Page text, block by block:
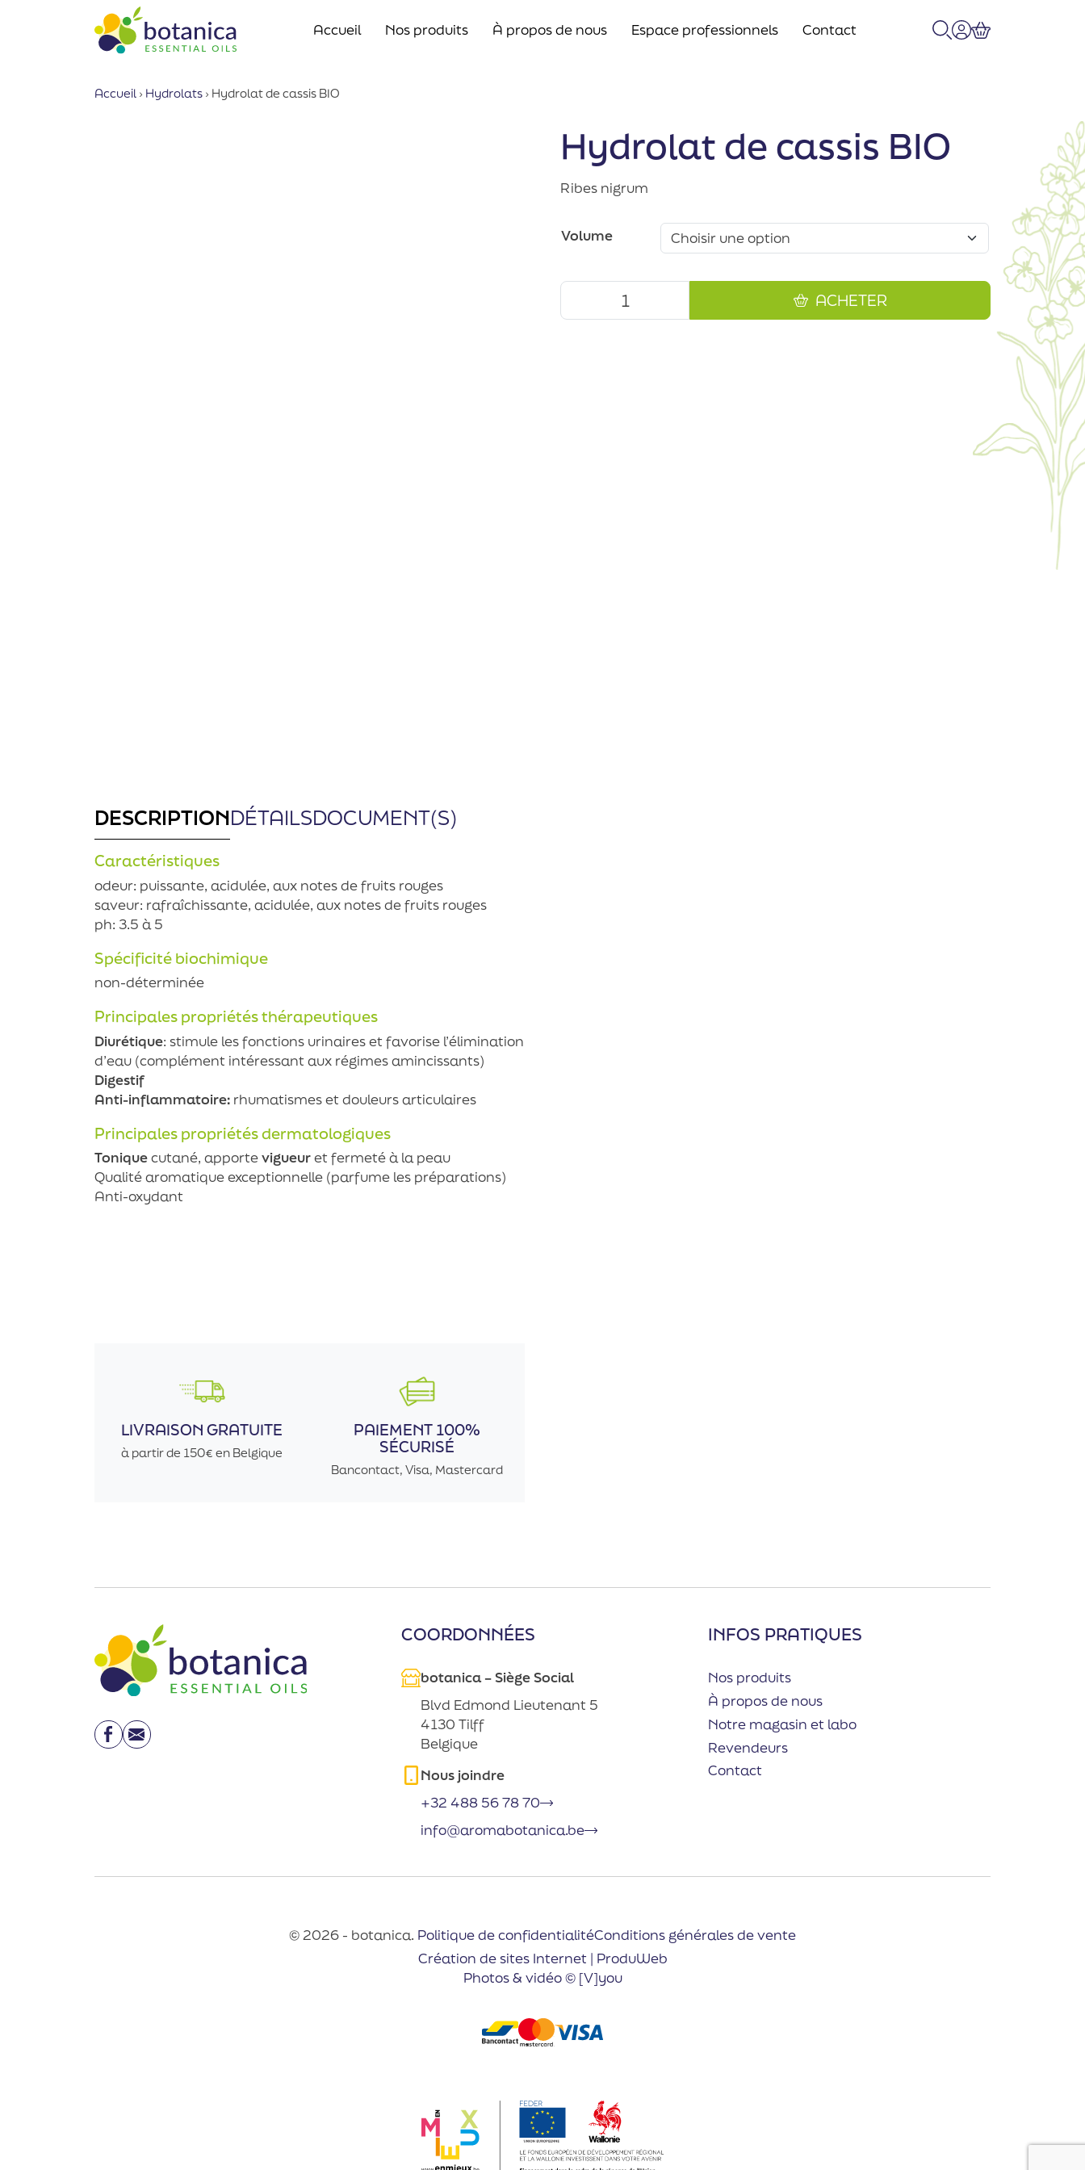
Accueil Nos produits À propos de nous Espace professionnels
Contact
Accueil › Hydrolats › Hydrolat de cassis BIO
Hydrolat de cassis BIO
Ribes nigrum
Volume
ACHETER
DESCRIPTIONDÉTAILSDOCUMENT(S)
Caractéristiques
odeur: puissante, acidulée, aux notes de fruits rouges
saveur: rafraîchissante, acidulée, aux notes de fruits rouges
ph: 3.5 à 5
Spécificité biochimique
non-déterminée
Principales propriétés thérapeutiques
Diurétique: stimule les fonctions urinaires et favorise l’élimination
d’eau (complément intéressant aux régimes amincissants)
Digestif
Anti-inflammatoire: rhumatismes et douleurs articulaires
Principales propriétés dermatologiques
Toniquecutané, apportevigueuret fermeté à la peau
Qualité aromatique exceptionnelle (parfume les préparations)
Anti-oxydant
LIVRAISON GRATUITE
à partir de 150€ en Belgique
PAIEMENT 100%
SÉCURISÉ
Bancontact, Visa, Mastercard
COORDONNÉES
botanica – Siège Social
Blvd Edmond Lieutenant 5
4130 Tilff
Belgique
Nous joindre
+32 488 56 78 70
info@aromabotanica.be
INFOS PRATIQUES
Nos produits
À propos de nous
Notre magasin et labo
Revendeurs
Contact
Facebook
Email
© 2026 - botanica. Politique de confidentialitéConditions générales de vente
Création de sites Internet | ProduWeb
Photos & vidéo © [V]you